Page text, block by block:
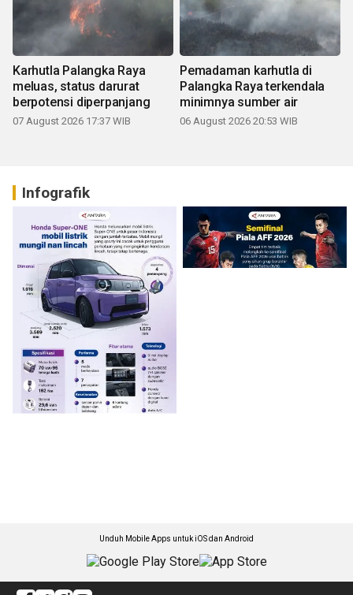
Karhutla Palangka Raya
meluas, status darurat
berpotensi diperpanjang
07 August 2026 17:37 WIB
Pemadaman karhutla di
Palangka Raya terkendala
minimnya sumber air
06 August 2026 20:53 WIB
Infografik
Unduh Mobile Apps untuk iOS dan Android